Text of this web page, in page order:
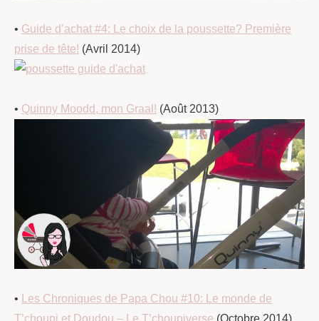
• Guide d’achat #4: Le choix de la poussette? Première
prise de tête! (Avril 2014)
• Quinny Moodd, mon Graal! (Août 2013)
•
Les Chroniques de Papa Chou #10: Le monde de
T’choupi et Doudou – Le T’choupiverse (Octobre 2014)